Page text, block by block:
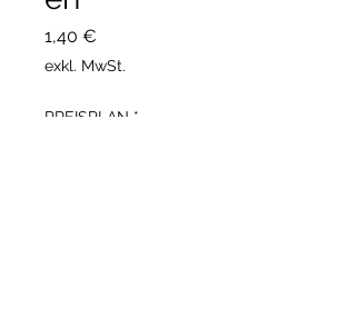
1,40 €
exkl. MwSt.
PREISPLAN *